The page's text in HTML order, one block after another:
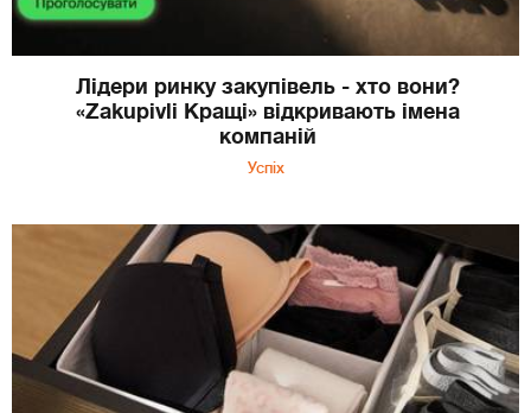
Лідери ринку закупівель - хто вони?
«Zakupivli Кращі» відкривають імена
компаній
Успіх